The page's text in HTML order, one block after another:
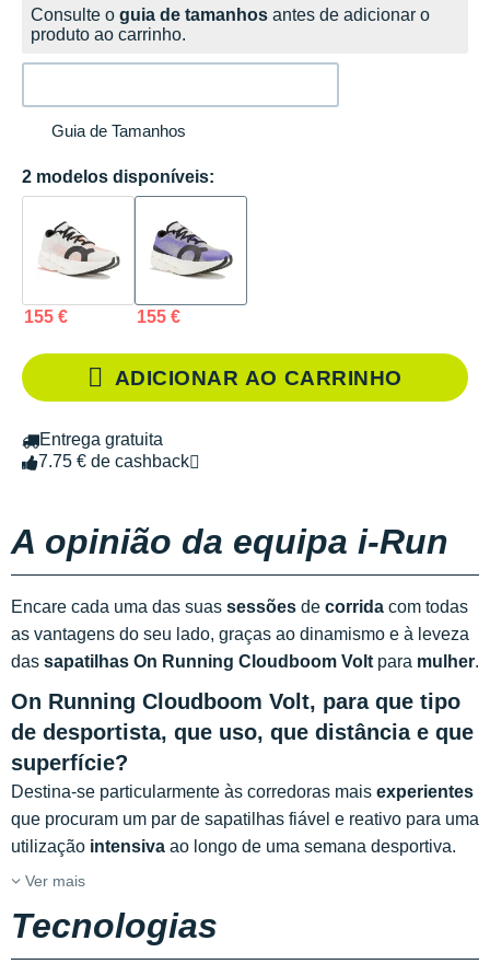
Consulte o guia de tamanhos antes de adicionar o
produto ao carrinho.
Guia de Tamanhos
2 modelos disponíveis:
155 € 155 €
ADICIONAR AO CARRINHO
Entrega gratuita
7.75 € de cashback
A opinião da equipa i-Run
Encare cada uma das suas sessões de corrida com todas
as vantagens do seu lado, graças ao dinamismo e à leveza
das sapatilhas On Running Cloudboom Volt para mulher.
On Running Cloudboom Volt, para que tipo
de desportista, que uso, que distância e que
superfície?
Destina-se particularmente às corredoras mais experientes
que procuram um par de sapatilhas fiável e reativo para uma
utilização intensiva ao longo de uma semana desportiva.
Ver mais
Tecnologias